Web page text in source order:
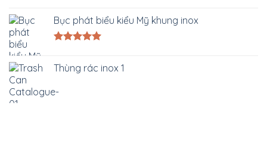
Bục phát biểu kiểu Mỹ khung inox
5 sao
Thùng rác inox 1